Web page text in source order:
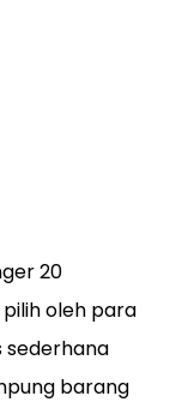
20
oleh para
sederhana
barang